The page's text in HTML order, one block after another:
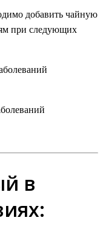
добавить чайную
при следующих
в